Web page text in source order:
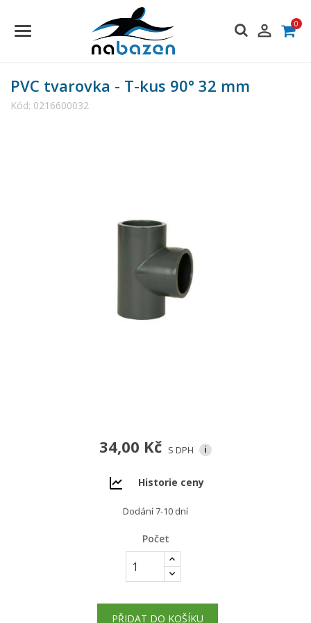
 0
PVC tvarovka - T-kus 90° 32 mm
Kód: 0216600032
34,00 Kč S DPH i
Historie ceny
Dodání 7-10 dní
Počet
PŘIDAT DO KOŠÍKU